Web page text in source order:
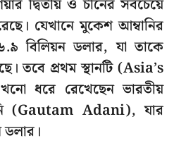
দ্বিতীয় ও চীনের সবচেয়ে
যেখানে মুকেশ আম্বানির
বিলিয়ন ডলার, যা তাকে
তবে প্রথম স্থানটি (Asia’s
ধরে রেখেছেন ভারতীয়
(Gautam Adani), যার
ডলার।